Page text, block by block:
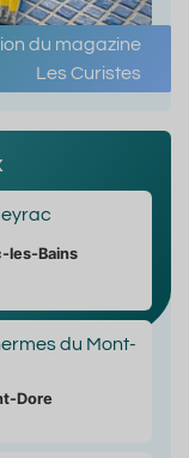
du magazine
Les Curistes
les-Bains
du Mont-
Dore